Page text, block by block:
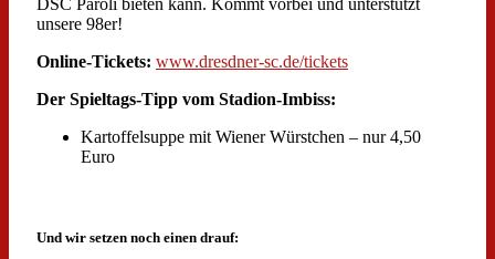
DSC Paroli bieten kann. Kommt vorbei und unterstützt
unsere 98er!
Online-Tickets: www.dresdner-sc.de/tickets
Der Spieltags-Tipp vom Stadion-Imbiss:
Kartoffelsuppe mit Wiener Würstchen – nur 4,50
Euro
Und wir setzen noch einen drauf: